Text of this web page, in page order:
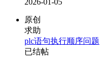
2026-01-05
原创
求助
plc语句执行顺序问题
已结帖